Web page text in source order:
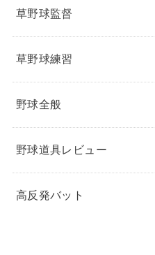
草野球監督
草野球練習
野球全般
野球道具レビュー
高反発バット